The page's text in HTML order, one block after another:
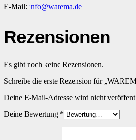
E-Mail: info@warema.de
Rezensionen
Es gibt noch keine Rezensionen.
Schreibe die erste Rezension für
Deine E-Mail-Adresse wird nicht
Deine Bewertung *